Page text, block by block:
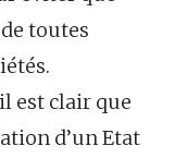
toutes
est clair que
d’un Etat